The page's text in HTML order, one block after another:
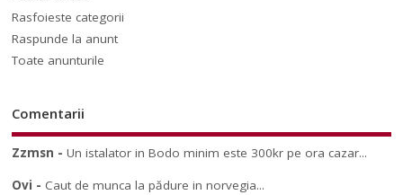
Rasfoieste categorii
Raspunde la anunt
Toate anunturile
Comentarii
Zzmsn -Un istalator in Bodo minim este 300kr pe ora cazar...
Ovi - Caut de munca la pădure in norvegia...